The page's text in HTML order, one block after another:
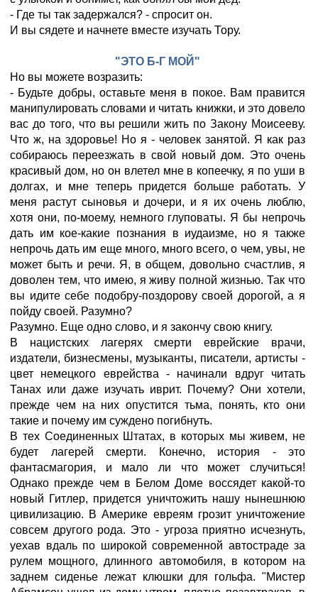
- Где ты так задержался? - спросит он.
И вы сядете и начнете вместе изучать Тору.
"ЭТО Б-Г МОЙ"
Но вы можете возразить:
- Будьте добры, оставьте меня в покое. Вам правится
манипулировать словами и читать книжки, и это довело
вас до того, что вы решили жить по Закону Моисееву.
Что ж, на здоровье! Но я - человек занятой. Я как раз
собираюсь переезжать в свой новый дом. Это очень
красивый дом, но он влетел мне в копеечку, я по уши в
долгах, и мне теперь придется больше работать. У
меня растут сыновья и дочери, и я их очень люблю,
хотя они, по-моему, немного глуповаты. Я бы непрочь
дать им кое-какие познания в иудаизме, но я также
непрочь дать им еще много, много всего, о чем, увы, не
может быть и речи. Я, в общем, довольно счастлив, я
доволен тем, что имею, я живу полной жизнью. Так что
вы идите себе подобру-поздорову своей дорогой, а я
пойду своей. Разумно?
Разумно. Еще одно слово, и я закончу свою книгу.
В нацистских лагерях смерти еврейские врачи,
издатели, бизнесмены, музыканты, писатели, артисты -
цвет немецкого еврейства - начинали вдруг читать
Танах или даже изучать иврит. Почему? Они хотели,
прежде чем на них опустится тьма, понять, кто они
такие и почему им суждено погибнуть.
В тех Соединенных Штатах, в которых мы живем, не
будет лагерей смерти. Конечно, история - это
фантасмагория, и мало ли что может случиться!
Однако прежде чем в Белом Доме воссядет какой-то
новый Гитлер, придется уничтожить нашу нынешнюю
цивилизацию. В Америке евреям грозит уничтожение
совсем другого рода. Это - угроза приятно исчезнуть,
уехав вдаль по широкой современной автостраде за
рулем мощного, длинного автомобиля, в котором на
заднем сиденье лежат клюшки для гольфа. "Мистер